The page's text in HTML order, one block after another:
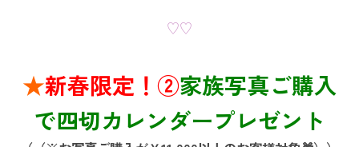
♡♡
★新春限定！②家族写真ご購入
で四切カレンダープレゼント